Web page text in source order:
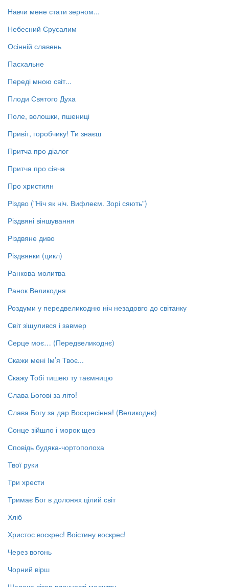
Навчи мене стати зерном...
Небесний Єрусалим
Осінній славень
Пасхальне
Переді мною світ...
Плоди Святого Духа
Поле, волошки, пшениці
Привіт, горобчику! Ти знаєш
Притча про діалог
Притча про сіяча
Про християн
Різдво ("Ніч як ніч. Вифлеєм. Зорі сяють")
Різдвяні віншування
Різдвяне диво
Різдвянки (цикл)
Ранкова молитва
Ранок Великодня
Роздуми у передвеликодню ніч незадовго до світанку
Світ зіщулився і завмер
Серце моє… (Передвеликоднє)
Скажи мені Ім’я Твоє...
Скажу Тобі тишею ту таємницю
Слава Богові за літо!
Слава Богу за дар Воскресіння! (Великоднє)
Сонце зійшло і морок щез
Сповідь будяка-чортополоха
Твої руки
Три хрести
Тримає Бог в долонях цілий світ
Хліб
Христос воскрес! Воістину воскрес!
Через вогонь
Чорний вірш